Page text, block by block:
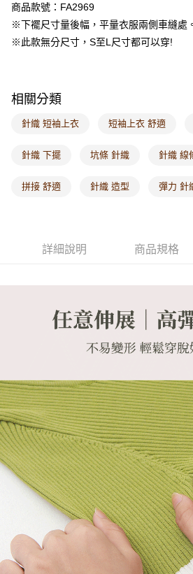
付款後7-11取貨
每筆NT$60，滿NT$1,000(含以上)免運費
付款後門市自取
每筆NT$60，滿NT$1,000(含以上)免運費
商品款號：FA2969
※下襬尺寸量後幅，平量衣服兩側車縫處。
※此款無分尺寸，S至L尺寸都可以穿!
相關分類
針織 短袖上衣 短袖上衣 舒適
針織 下擺 坑條 針織 針織 線
拼接 舒適 針織 造型 彈力 針
詳細說明 商品規格